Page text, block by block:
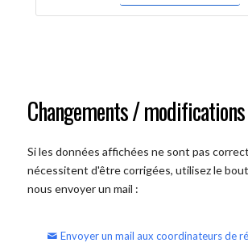
Changements / modifications
Si les données affichées ne sont pas
nécessitent d'être corrigées, utilisez le
nous envoyer un mail :
Envoyer un mail aux coordinateurs de